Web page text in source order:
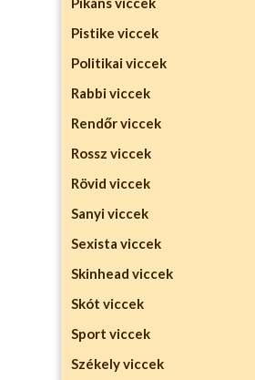
Pistike viccek
Politikai viccek
Rabbi viccek
Rendőr viccek
Rossz viccek
Rövid viccek
Sanyi viccek
Sexista viccek
Skinhead viccek
Skót viccek
Sport viccek
Székely viccek